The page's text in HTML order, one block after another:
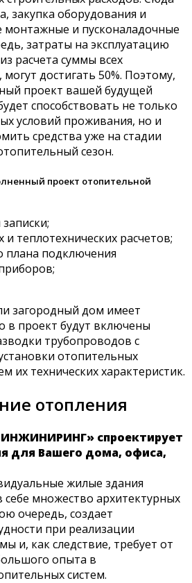
закупка оборудования и
монтажные и пусконаладочные
затраты на эксплуатацию
расчета суммы всех
достигать 50%. Поэтому,
проект вашей будущей
способствовать не только
условий проживания, но и
средства уже на стадии
сезон.
проект отопительной
и теплотехнических расчетов;
плана подключения
загородный дом имеет
в проект будут включены
трубопроводов с
отопительных
их технических характеристик.
отопления
спроектирует
для Вашего дома, офиса,
жилые здания
себе множество архитектурных
очередь, создает
при реализации
и, как следствие, требует от
опыта в
систем.